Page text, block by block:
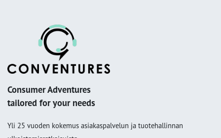
Consumer Adventures
tailored for your needs
Yli 25 vuoden kokemus asiakaspalvelun ja tuotehallinnan